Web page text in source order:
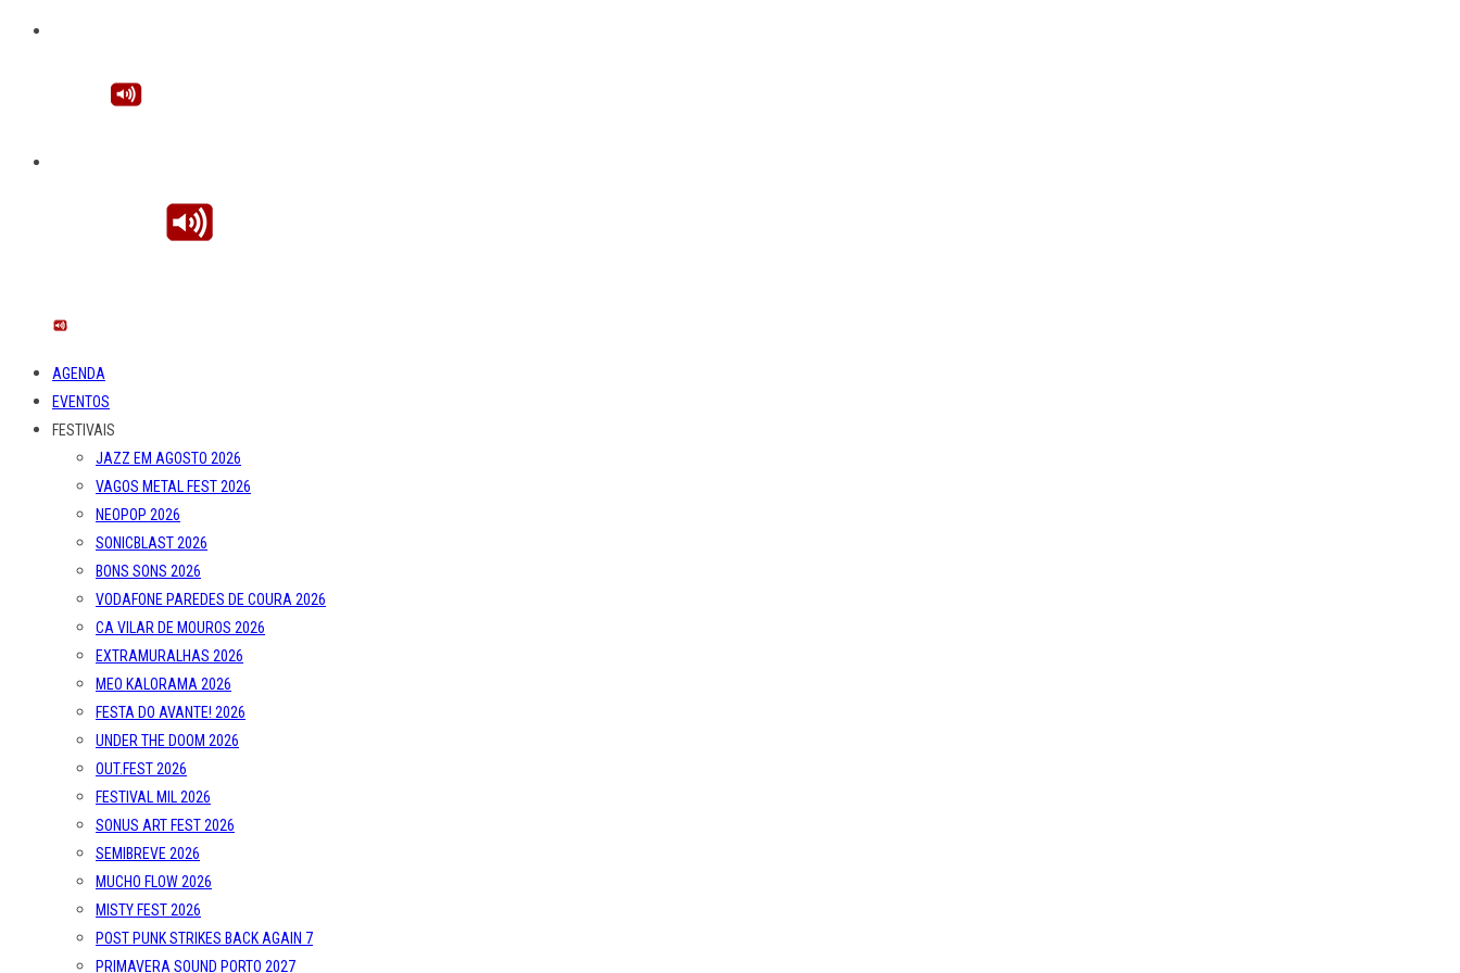
AGENDA
EVENTOS
FESTIVAIS
JAZZ EM AGOSTO 2026
VAGOS METAL FEST 2026
NEOPOP 2026
SONICBLAST 2026
BONS SONS 2026
VODAFONE PAREDES DE COURA 2026
CA VILAR DE MOUROS 2026
EXTRAMURALHAS 2026
MEO KALORAMA 2026
FESTA DO AVANTE! 2026
UNDER THE DOOM 2026
OUT.FEST 2026
FESTIVAL MIL 2026
SONUS ART FEST 2026
SEMIBREVE 2026
MUCHO FLOW 2026
MISTY FEST 2026
POST PUNK STRIKES BACK AGAIN 7
PRIMAVERA SOUND PORTO 2027